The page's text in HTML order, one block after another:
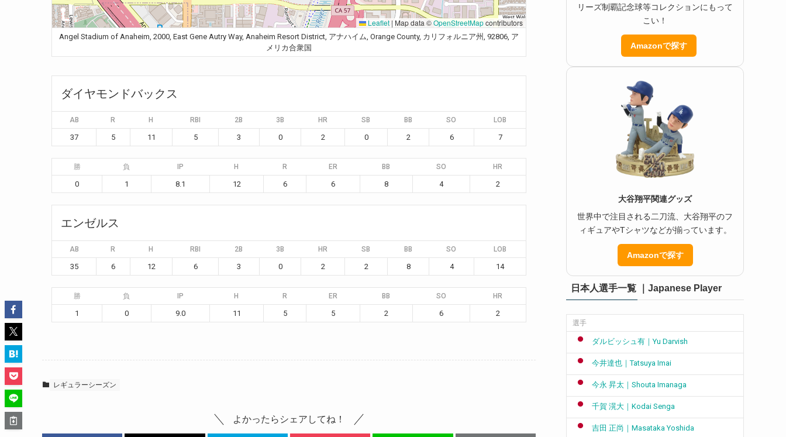
Leaflet | Map data ©OpenStreetMapcontributors
Angel Stadium of Anaheim, 2000, East Gene Autry Way, Anaheim Resort District, アナハイム, Orange County, カリフォルニア州, 92806, ア
メリカ合衆国
ダイヤモンドバックス
AB R H RBI 2B 3B HR SB BB SO LOB
37 5 11 5 3 0 2 0 2 6 7
勝 負 IP H R ER BB SO HR
0 1 8.1 12 6 6 8 4 2
エンゼルス
AB R H RBI 2B 3B HR SB BB SO LOB
35 6 12 6 3 0 2 2 8 4 14
勝 負 IP H R ER BB SO HR
1 0 9.0 11 5 5 2 6 2
レギュラーシーズン
よかったらシェアしてね！
リーズ制覇記念球等コレクションにもって
こい！
Amazonで探す
大谷翔平関連グッズ
世界中で注目される二刀流、大谷翔平のフ
ィギュアやTシャツなどが揃っています。
Amazonで探す
日本人選手一覧 ｜Japanese Player
選手
ダルビッシュ有｜Yu Darvish
今井達也｜Tatsuya Imai
今永 昇太｜Shouta Imanaga
千賀 滉大｜Kodai Senga
吉田 正尚｜Masataka Yoshida